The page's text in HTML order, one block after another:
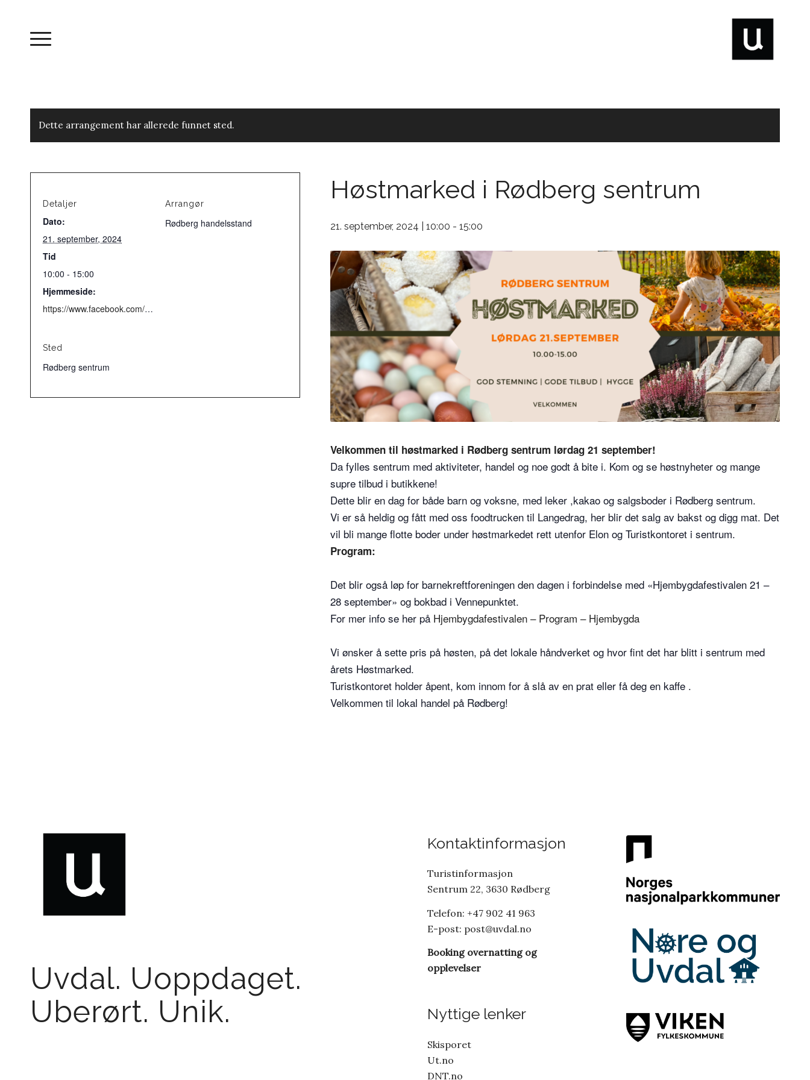
Dette arrangement har allerede funnet sted.
Høstmarked i Rødberg sentrum
21. september, 2024 | 10:00 - 15:00
Velkommen til høstmarked i Rødberg sentrum lørdag 21 september!
Da fylles sentrum med aktiviteter, handel og noe godt å bite i. Kom og se høstnyheter og mange
supre tilbud i butikkene!
Dette blir en dag for både barn og voksne, med leker ,kakao og salgsboder i Rødberg sentrum.
Vi er så heldig og fått med oss foodtrucken til Langedrag, her blir det salg av bakst og digg mat. Det
vil bli mange flotte boder under høstmarkedet rett utenfor Elon og Turistkontoret i sentrum.
Program:
Det blir også løp for barnekreftforeningen den dagen i forbindelse med «Hjembygdafestivalen 21 –
28 september» og bokbad i Vennepunktet.
For mer info se her på Hjembygdafestivalen – Program – Hjembygda
Vi ønsker å sette pris på høsten, på det lokale håndverket og hvor fint det har blitt i sentrum med
årets Høstmarked.
Turistkontoret holder åpent, kom innom for å slå av en prat eller få deg en kaffe .
Velkommen til lokal handel på Rødberg!
Detaljer
Dato:
21. september, 2024
Tid
10:00 - 15:00
Hjemmeside:
https://www.facebook.com/Rodbergsentrum/
Arrangør
Rødberg handelsstand
Sted
Rødberg sentrum
Uvdal. Uoppdaget.
Uberørt. Unik.
Kontaktinformasjon
Turistinformasjon
Sentrum 22, 3630 Rødberg
Telefon: +47 902 41 963
E-post: post@uvdal.no
Booking overnatting og
opplevelser
Nyttige lenker
Skisporet
Ut.no
DNT.no